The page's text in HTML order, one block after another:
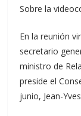
Sobre la
En la reunión
secretario
ministro de
preside el
junio, Jean-